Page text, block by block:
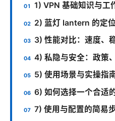
1) VPN 基础知识与工
2) 蓝灯 lantern 的定
3) 性能对比：速度、
4) 私隐与安全：政策
5) 使用场景与实操指
6) 如何选择一个合适
7) 使用与配置的简易